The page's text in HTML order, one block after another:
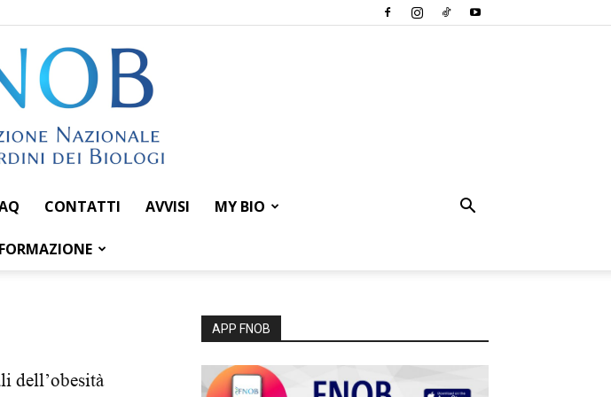
Federazione
CONTATTI AVVISI MY BIO
FORMAZIONE
dell’obesità
APP FNOB